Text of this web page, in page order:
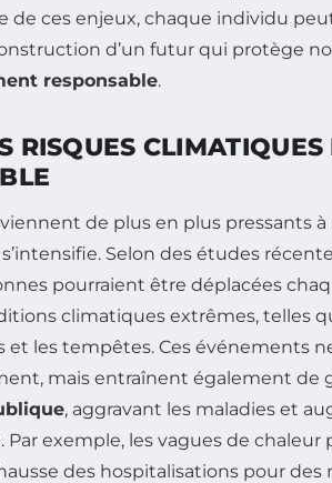
de ces enjeux, chaque individu
d’un futur qui protège
responsable.
RISQUES CLIMATIQUES
de plus en plus pressants
s’intensifie. Selon des études
pourraient être déplacées
climatiques extrêmes, telles
et les tempêtes. Ces événements
mais entraînent également de
, aggravant les maladies et
Par exemple, les vagues de chaleur
des hospitalisations pour des